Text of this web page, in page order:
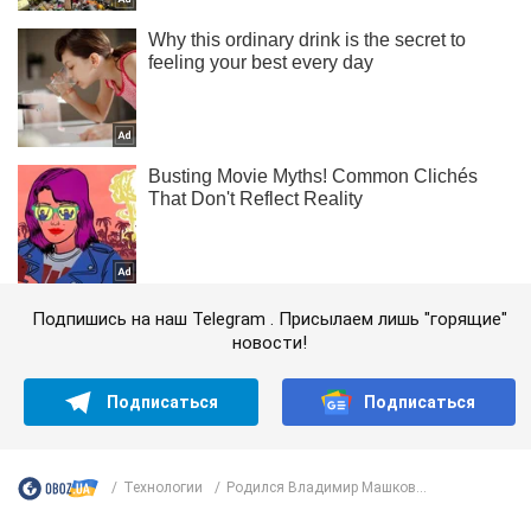
Подпишись на наш Telegram . Присылаем лишь "горящие"
новости!
Подписаться Подписаться
Технологии Родился Владимир Машков...